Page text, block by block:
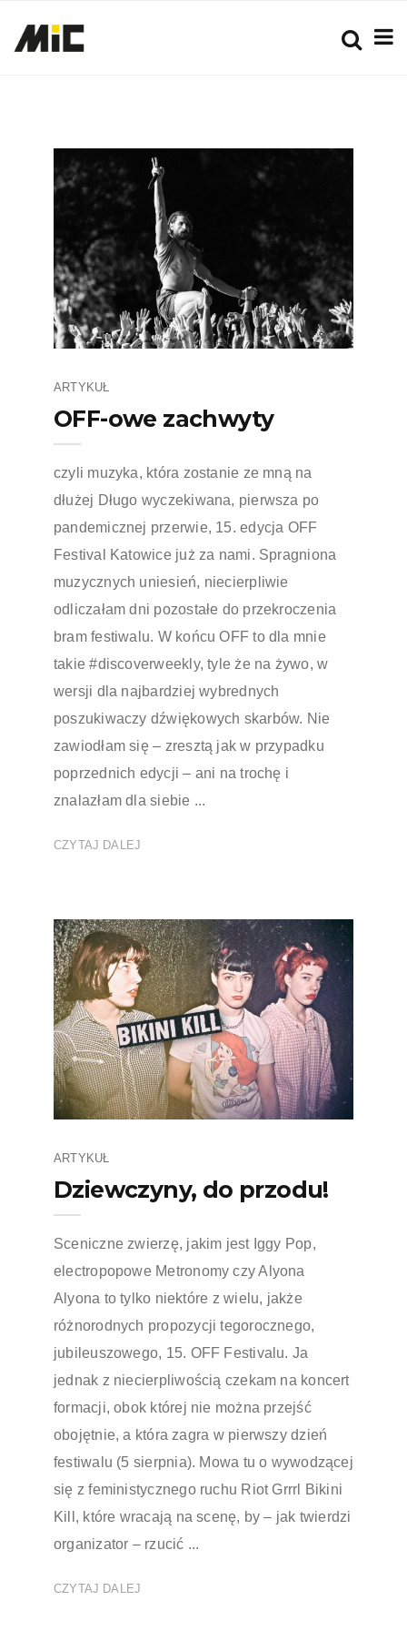
ARTYKUŁ
OFF-owe zachwyty
czyli muzyka, która zostanie ze mną na
dłużej Długo wyczekiwana, pierwsza po
pandemicznej przerwie, 15. edycja OFF
Festival Katowice już za nami. Spragniona
muzycznych uniesień, niecierpliwie
odliczałam dni pozostałe do przekroczenia
bram festiwalu. W końcu OFF to dla mnie
takie #discoverweekly, tyle że na żywo, w
wersji dla najbardziej wybrednych
poszukiwaczy dźwiękowych skarbów. Nie
zawiodłam się – zresztą jak w przypadku
poprzednich edycji – ani na trochę i
znalazłam dla siebie ...
CZYTAJ DALEJ
ARTYKUŁ
Dziewczyny, do przodu!
Sceniczne zwierzę, jakim jest Iggy Pop,
electropopowe Metronomy czy Alyona
Alyona to tylko niektóre z wielu, jakże
różnorodnych propozycji tegorocznego,
jubileuszowego, 15. OFF Festivalu. Ja
jednak z niecierpliwością czekam na koncert
formacji, obok której nie można przejść
obojętnie, a która zagra w pierwszy dzień
festiwalu (5 sierpnia). Mowa tu o wywodzącej
się z feministycznego ruchu Riot Grrrl Bikini
Kill, które wracają na scenę, by – jak twierdzi
organizator – rzucić ...
CZYTAJ DALEJ